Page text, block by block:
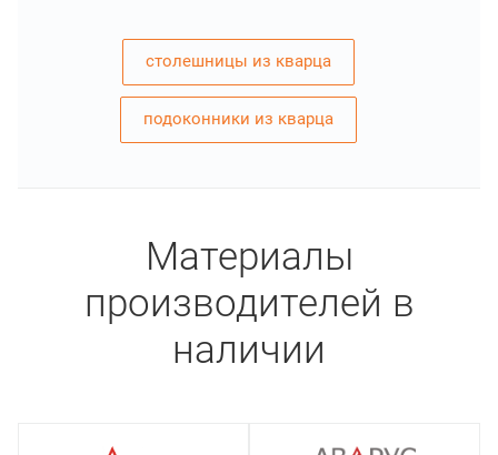
столешницы из кварца
подоконники из кварца
Материалы
производителей в
наличии